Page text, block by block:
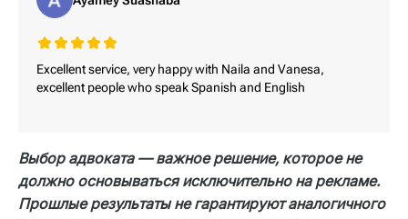
Доказать повреждение транспортного
средства обычно несложно с помощью
возникнуть споры по поводу ранее
боли.
Ущерб от боли и страданий по своей сути
является субъективным и требует
предоставления полной медицинской
заключается в том, чтобы доказать
длительное воздействие боли, особенно если
видимые травмы зажили или документация
Excellent service, very happy with Naila and Vanesa,
excellent people who speak Spanish and English
Выбор адвоката — важное решение, которое не
должно основываться исключительно на рекламе.
Прошлые результаты не гарантируют аналогичного